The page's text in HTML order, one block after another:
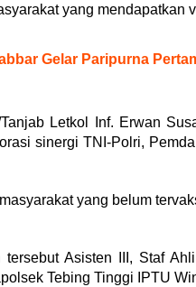
yang mendapatkan
Gelar Paripurna
Letkol Inf. Erwan
sinergi TNI-Polri,
yang belum
Asisten III, Staf
Tebing Tinggi IPTU